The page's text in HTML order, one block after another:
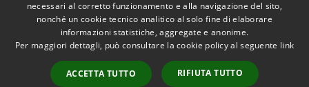
Accessibilità
Copyright © 2020 •
Comune di Scarlino •
Powered byMunicipium
necessari al corretto funzionamento e alla navigazione del sito,
nonché un cookie tecnico analitico al solo fine di elaborare
informazioni statistiche, aggregate e anonime.
Per maggiori dettagli, può consultare la cookie policy al seguente link
ACCETTA TUTTO RIFIUTA TUTTO